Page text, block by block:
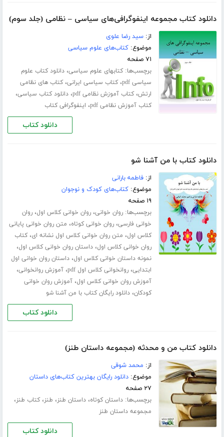
دانلود کتاب مجموعه اینفوگرافی‌های سیاسی – نظامی (جلد سوم)
از:سید رضا علوی
موضوع:کتاب‌های علوم سیاسی
۷۱ صفحه
برچسب‌ها:کتابهای علوم سیاسی،دانلود کتاب علوم
سیاسی pdf
،کتاب سیاسی ایرانی،کتاب های نظامی
ارتش،کتاب آموزش نظامی pdf ،دانلود کتاب سیاسی،
کتاب آموزش نظامی pdf ، اینفوگرافی کتاب
دانلود کتاب
دانلود کتاب با من آشنا شو
از:فاطمه بارانی
موضوع:کتاب‌های کودک و نوجوان
۱۹ صفحه
برچسب‌ها:روان خوانی،روان خوانی کلاس اول،روان
خوانی فارسی،روان خوانی کوتاه، متن روان خوانی پایانی
کلاس اول، متن روان خوانی کلاس اول نشانه ای،کتاب
روان خوانی کلاس اول،داستان روان خوانی کلاس اول،
نمونه داستان خوانی کلاس اول،داستان روان خوانی اول
ابتدایی،روانخوانی کلاس اول pdf ،آموزش روانخوانی،
آموزش روان خوانی کلاس اول،آموزش روان خوانی
کودکان،دانلود رایگان کتاب با من آشنا شو
دانلود کتاب
دانلود کتاب من و محدثه (مجموعه داستان طنز)
از: محمد شوقی
موضوع:دانلود رایگان بهترین کتاب‌های داستان
۲۷ صفحه
برچسب‌ها:داستان کوتاه،داستان طنز، طنز،کتاب طنز،
مجموعه داستان طنز
دانلود کتاب